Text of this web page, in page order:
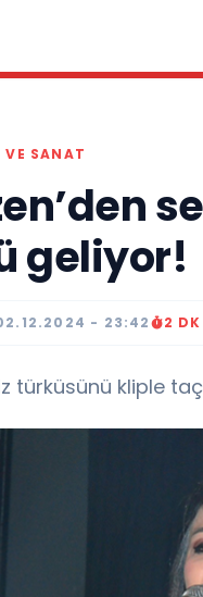
VE SANAT
geliyor!
- 23:42 2
türküsünü kliple